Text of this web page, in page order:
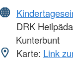
DRK
Kunterbunt
Karte: Link